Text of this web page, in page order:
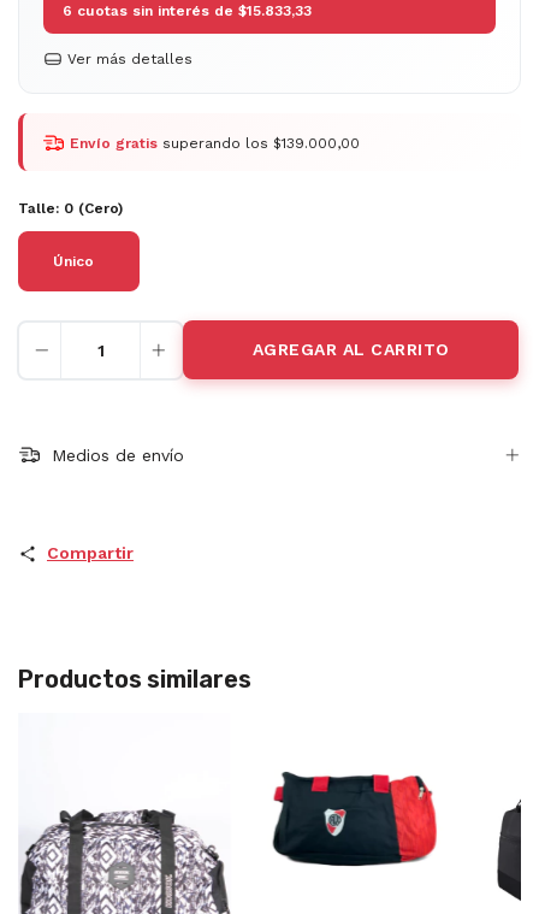
6 cuotas sin interés de $15.833,33
Ver más detalles
Envío gratis superando los $139.000,00
Talle: 0 (Cero)
Medios de envío
Compartir
Productos similares